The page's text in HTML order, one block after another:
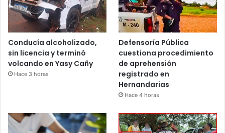
Conducía alcoholizado,
sin licencia y terminó
volcando en Yasy Cañy
Hace 3 horas
Defensoría Pública
cuestiona procedimiento
de aprehensión
registrado en
Hernandarias
Hace 4 horas